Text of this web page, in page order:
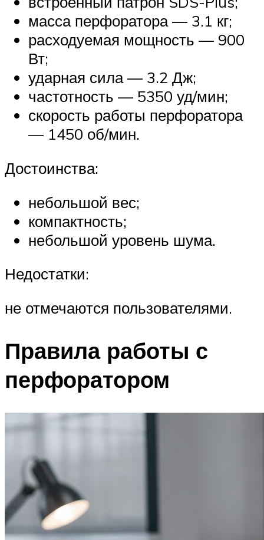
масса перфоратора — 3.1 кг;
расходуемая мощность — 900
Вт;
ударная сила — 3.2 Дж;
частотность — 5350 уд/мин;
скорость работы перфоратора
— 1450 об/мин.
Достоинства:
небольшой вес;
компактность;
небольшой уровень шума.
Недостатки:
не отмечаются пользователями.
Правила работы с
перфоратором